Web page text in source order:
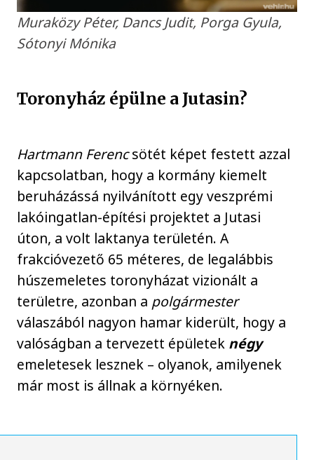
Muraközy Péter, Dancs Judit, Porga Gyula,
Sótonyi Mónika
Toronyház épülne a Jutasin?
Hartmann Ferencsötét képet festett azzal
kapcsolatban, hogy a kormány kiemelt
beruházássá nyilvánított egy veszprémi
lakóingatlan-építési projektet a Jutasi
úton, a volt laktanya területén. A
frakcióvezető 65 méteres, de legalábbis
húszemeletes toronyházat vizionált a
területre, azonban a polgármester
válaszából nagyon hamar kiderült, hogy a
valóságban a tervezett épületek négy
emeletesek lesznek – olyanok, amilyenek
már most is állnak a környéken.